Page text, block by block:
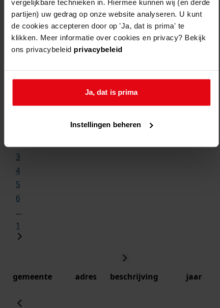
vergelijkbare technieken in. Hiermee kunnen wij (en derde
partijen) uw gedrag op onze website analyseren. U kunt
de cookies accepteren door op 'Ja, dat is prima' te
klikken. Meer informatie over cookies en privacy? Bekijk
ons privacybeleid privacybeleid
Ja, dat is prima
Instellingen beheren
3
4
5
6
...
1
gemeente adres beschrijving jaar